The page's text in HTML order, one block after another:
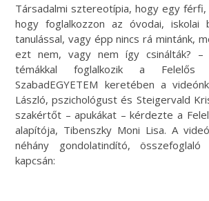
Társadalmi sztereotípia, hogy egy férfi,
hogy foglalkozzon az óvodai, iskolai
tanulással, vagy épp nincs rá mintánk,
ezt nem, vagy nem így csinálták? –
témákkal foglalkozik a Felelős
SzabadEGYETEM keretében a
László, pszichológust és Steigervald
szakértőt – apukákat – kérdezte a
alapítója, Tibenszky Moni Lisa. A
néhány gondolatindító,
kapcsán: